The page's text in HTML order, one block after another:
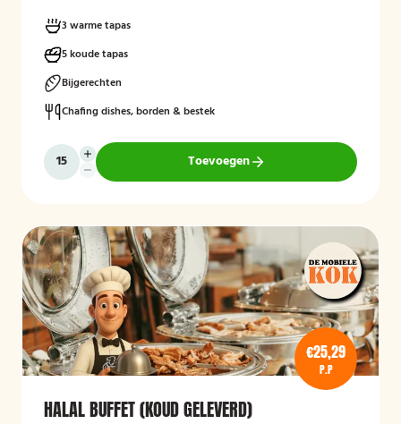
3 warme tapas
5 koude tapas
Bijgerechten
Chafing dishes, borden & bestek
Toevoegen
€25,29
P.P
HALAL BUFFET (KOUD GELEVERD)